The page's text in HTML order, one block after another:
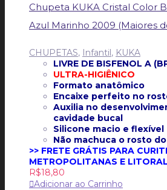
Chupeta KUKA Cristal Color
Azul Marinho 2009 (Maiores
CHUPETAS, Infantil, KUKA
LIVRE DE BISFENOL A
ULTRA-HIGIÊNICO
Formato anatômico
Encaixe perfeito no
Auxilia no
cavidade bucal
Silicone macio e flexível
Não machuca o rosto
>> FRETE GRÁTIS PARA
METROPOLITANAS E
R$18,80
Adicionar ao Carrinho